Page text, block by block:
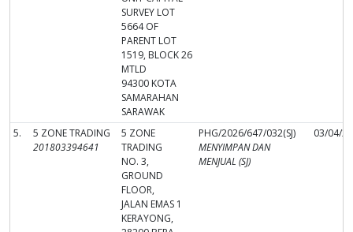
SURVEY LOT
5664 OF
PARENT LOT
1519, BLOCK 26
MTLD
94300 KOTA
SAMARAHAN
SARAWAK
5.
5 ZONE TRADING
201803394641
5 ZONE
TRADING
NO. 3,
GROUND
FLOOR,
JALAN EMAS 1
KERAYONG,
PHG/2026/647/032(SJ)
MENYIMPAN DAN
MENJUAL (SJ)
03/04/